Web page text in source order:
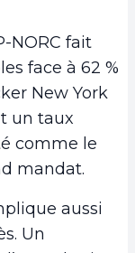
NORC fait
face à 62 %
New York
un taux
comme le
mandat.
aussi
Un